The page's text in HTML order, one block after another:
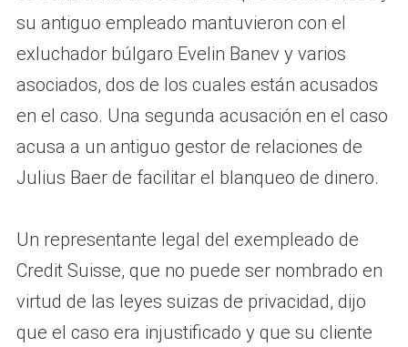
su antiguo empleado mantuvieron con el
exluchador búlgaro Evelin Banev y varios
asociados, dos de los cuales están acusados
en el caso. Una segunda acusación en el caso
acusa a un antiguo gestor de relaciones de
Julius Baer de facilitar el blanqueo de dinero.
Un representante legal del exempleado de
Credit Suisse, que no puede ser nombrado en
virtud de las leyes suizas de privacidad, dijo
que el caso era injustificado y que su cliente